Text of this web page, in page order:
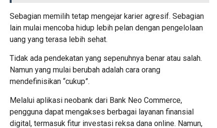
Sebagian memilih tetap mengejar karier agresif. Sebagian
lain mulai mencoba hidup lebih pelan dengan pengelolaan
uang yang terasa lebih sehat.
Tidak ada pendekatan yang sepenuhnya benar atau salah.
Namun yang mulai berubah adalah cara orang
mendefinisikan “cukup”.
Melalui aplikasi neobank dari Bank Neo Commerce,
pengguna dapat mengakses berbagai layanan finansial
digital, termasuk fitur investasi reksa dana online. Namun,